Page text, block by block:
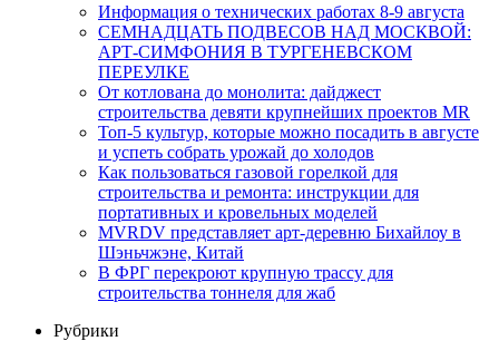
Информация о технических работах 8-9 августа
СЕМНАДЦАТЬ ПОДВЕСОВ НАД МОСКВОЙ:
АРТ-СИМФОНИЯ В ТУРГЕНЕВСКОМ
ПЕРЕУЛКЕ
От котлована до монолита: дайджест
строительства девяти крупнейших проектов MR
Топ-5 культур, которые можно посадить в августе
и успеть собрать урожай до холодов
Как пользоваться газовой горелкой для
строительства и ремонта: инструкции для
портативных и кровельных моделей
MVRDV представляет арт-деревню Бихайлоу в
Шэньчжэне, Китай
В ФРГ перекроют крупную трассу для
строительства тоннеля для жаб
Рубрики